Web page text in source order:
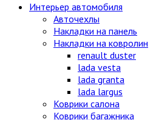
Интерьер автомобиля
Авточехлы
Накладки на панель
Накладки на ковролин
renault duster
lada vesta
lada granta
lada largus
Коврики салона
Коврики багажника